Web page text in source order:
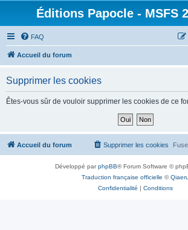
Éditions Papocle - MSFS
FAQ
Accueil du forum
Supprimer les cookies
Êtes-vous sûr de vouloir supprimer les cookies de ce
Accueil du forum Supprimer les cookies
Développé parphpBB® Forum Software ©
Traduction française officielle ©Qiaeru
Confidentialité | Conditions